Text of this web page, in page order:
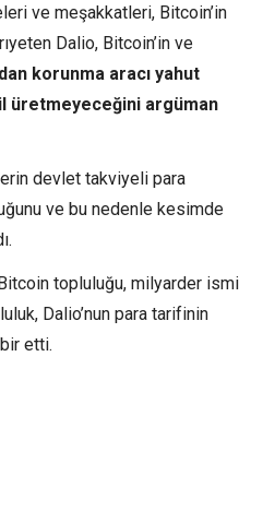
ve meşakkatleri, Bitcoin’in
Dalio, Bitcoin’in ve
korunma aracı yahut
üretmeyeceğini argüman
devlet takviyeli para
ve bu nedenle kesimde
topluluğu, milyarder ismi
Dalio’nun para tarifinin
etti.